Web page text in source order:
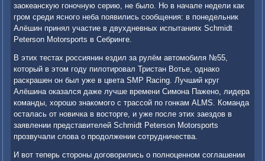
заокеанскую гоночную серию, не было. Но в начале недели как
гром среди ясного неба появились сообщения: в понедельник
Алёшин принял участие в двухдневных испытаниях Schmidt
Peterson Motorsports в Себринге.
В этих тестах россиянин ездил за рулём автомобиля №55,
который в этом году пилотировал Тристан Вотье, однако
раскрашен он был уже в цвета SMP Racing. Лучший круг
Алёшина оказался даже лучше времени Симона Пажено, лидера
команды, хорошо знакомого с трассой по гонкам ALMS. Команда
осталась от новичка в восторге, и уже после этих заездов в
заявлении представителей Schmidt Peterson Motorsports
прозвучали слова о продолжении сотрудничества.
И вот теперь стороны договорились о полноценном соглашении